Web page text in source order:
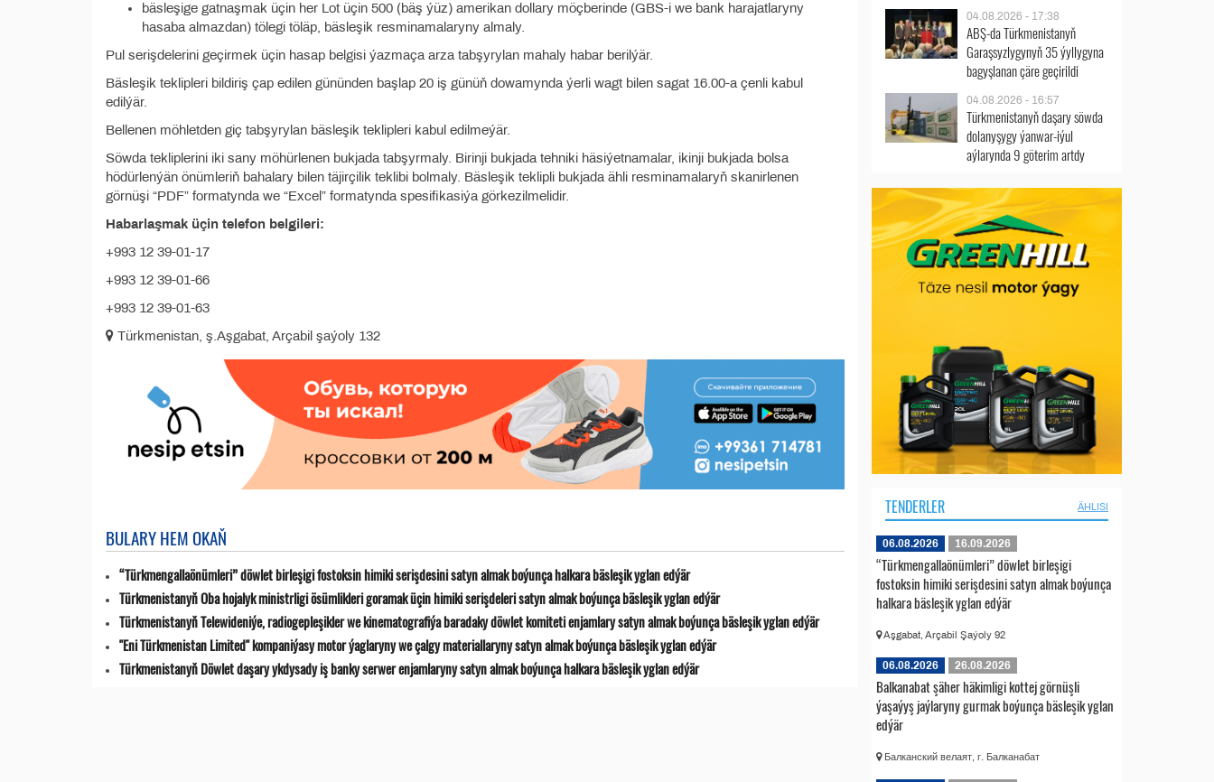
bäsleşige gatnaşmak üçin her Lot üçin 500 (bäş ýüz) amerikan dollary möçberinde (GBS-i we bank harajatlaryny
hasaba almazdan) tölegi töläp, bäsleşik resminamalaryny almaly.
Pul serişdelerini geçirmek üçin hasap belgisi ýazmaça arza tabşyrylan mahaly habar berilýär.
Bäsleşik teklipleri bildiriş çap edilen gününden başlap 20 iş günüň dowamynda ýerli wagt bilen sagat 16.00-a çenli kabul
edilýär.
Bellenen möhletden giç tabşyrylan bäsleşik teklipleri kabul edilmeýär.
Söwda tekliplerini iki sany möhürlenen bukjada tabşyrmaly. Birinji bukjada tehniki häsiýetnamalar, ikinji bukjada bolsa
hödürlenýän önümleriň bahalary bilen täjirçilik teklibi bolmaly. Bäsleşik teklipli bukjada ähli resminamalaryň skanirlenen
görnüşi “PDF” formatynda we “Excel” formatynda spesifikasiýa görkezilmelidir.
Habarlaşmak üçin telefon belgileri:
+993 12 39-01-17
+993 12 39-01-66
+993 12 39-01-63
Türkmenistan, ş.Aşgabat, Arçabil şaýoly 132
BULARY HEM OKAŇ
“Türkmengallaönümleri” döwlet birleşigi fostoksin himiki serişdesini satyn almak boýunça halkara bäsleşik yglan edýär
Türkmenistanyň Oba hojalyk ministrligi ösümlikleri goramak üçin himiki serişdeleri satyn almak boýunça bäsleşik yglan edýär
Türkmenistanyň Telewideniýe, radio­gepleşikler we kinematografiýa baradaky döwlet komiteti enjamlary satyn almak boýunça bäsleşik yglan edýär
"Eni Türkmenistan Limited" kompaniýasy motor ýaglaryny we çalgy materiallaryny satyn almak boýunça bäsleşik yglan edýär
Türkmenistanyň Döwlet daşary ykdysady iş banky serwer enjamlaryny satyn almak boýunça halkara bäsleşik yglan edýär
04.08.2026 - 17:38
ABŞ-da Türkmenistanyň
Garaşsyzlygynyň 35 ýyllygyna
bagyşlanan çäre geçirildi
04.08.2026 - 16:57
Türkmenistanyň daşary söwda
dolanyşygy ýanwar-iýul
aýlarynda 9 göterim artdy
TENDERLER ÄHLISI
06.08.2026 16.09.2026
“Türkmengallaönümleri” döwlet birleşigi
fostoksin himiki serişdesini satyn almak boýunça
halkara bäsleşik yglan edýär
Aşgabat, Arçabil Şaýoly 92
06.08.2026 26.08.2026
Balkanabat şäher häkimligi kottej görnüşli
ýaşaýyş jaýlaryny gurmak boýunça bäsleşik yglan
edýär
Балканский велаят, г. Балканабат